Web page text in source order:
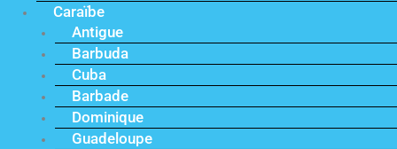
Caraïbe
Antigue
Barbuda
Cuba
Barbade
Dominique
Guadeloupe